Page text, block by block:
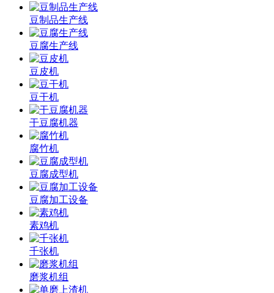
豆制品生产线
豆腐生产线
豆皮机
豆干机
干豆腐机器
腐竹机
豆腐成型机
豆腐加工设备
素鸡机
千张机
磨浆机组